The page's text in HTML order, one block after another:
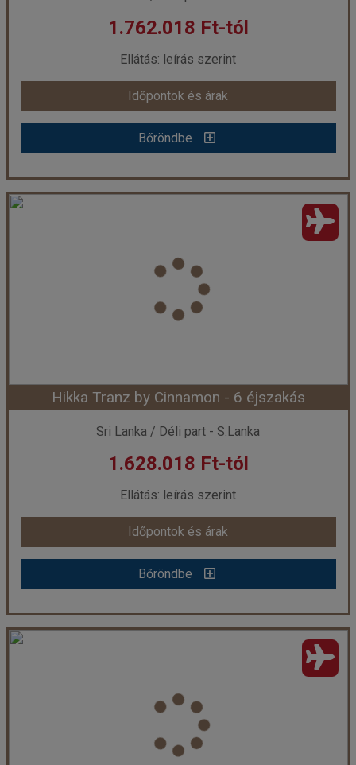
már 1.905.678 Ft-tól
Időpontok és árak
Bőröndbe
1.762.018 Ft-tól
Ellátás: leírás szerint
Időpontok és árak
Bőröndbe
Hikka Tranz by Cinnamon - 11 éjszakás
Város:Hikkaduwa
Utazás módja:
Repülővel
leírás szerint
Szálláskategória:Hotel ****
DOUBLE SUPERIOR - Superior Twin Ocean View Room Double
Időpont: 2026-08-13 | 11 éj
már 1.762.018 Ft-tól
Időpontok és árak
Bőröndbe
Hikka Tranz by Cinnamon - 6 éjszakás
Sri Lanka / Déli part - S.Lanka
1.628.018 Ft-tól
Ellátás: leírás szerint
Időpontok és árak
Bőröndbe
Hikka Tranz by Cinnamon - 6 éjszakás
Város:Hikkaduwa
Utazás módja:
Repülővel
leírás szerint
Szálláskategória:Hotel ****
DOUBLE SUPERIOR - Superior Twin Ocean View Room Double